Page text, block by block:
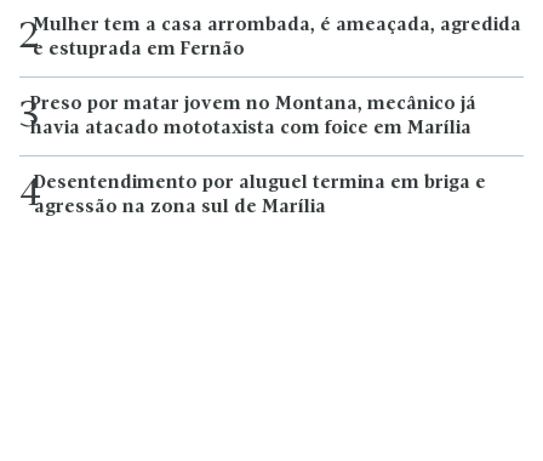
2Mulher tem a casa arrombada, é ameaçada, agredida
e estuprada em Fernão
3Preso por matar jovem no Montana, mecânico já
havia atacado mototaxista com foice em Marília
4Desentendimento por aluguel termina em briga e
agressão na zona sul de Marília